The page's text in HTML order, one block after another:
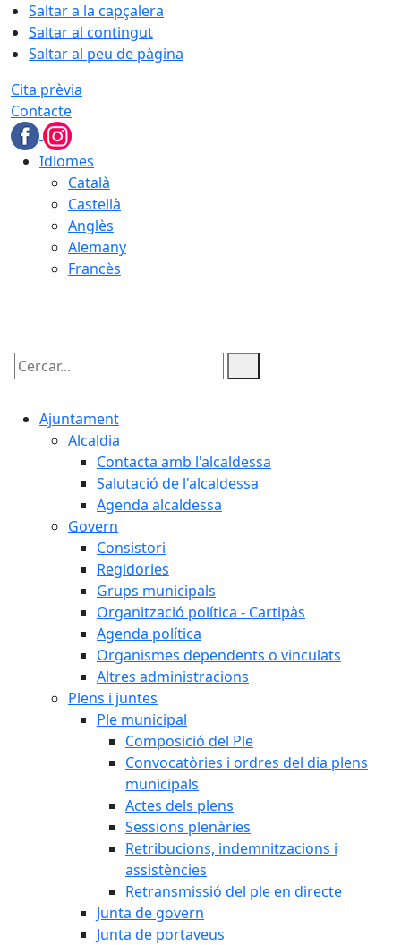
Saltar a la capçalera
Saltar al contingut
Saltar al peu de pàgina
Cita prèvia
Contacte
Idiomes
Català
Castellà
Anglès
Alemany
Francès
Cercar:
Ajuntament
Alcaldia
Contacta amb l'alcaldessa
Salutació de l'alcaldessa
Agenda alcaldessa
Govern
Consistori
Regidories
Grups municipals
Organització política - Cartipàs
Agenda política
Organismes dependents o vinculats
Altres administracions
Plens i juntes
Ple municipal
Composició del Ple
Convocatòries i ordres del dia plens
municipals
Actes dels plens
Sessions plenàries
Retribucions, indemnitzacions i
assistències
Retransmissió del ple en directe
Junta de govern
Junta de portaveus